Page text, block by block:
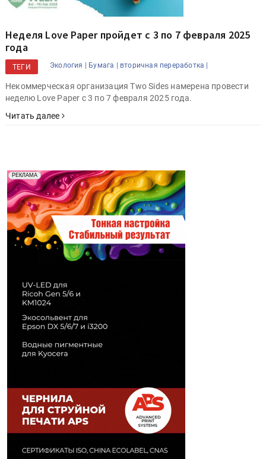
Неделя Love Paper пройдет с 3 по 7 февраля 2025
года
ТЕГИ Экология | Бумага | вторичная переработка |
Некоммерческая организация Two Sides намерена провести
неделю Love Paper с 3 по 7 февраля 2025 года.
Читать далее
РЕКЛАМА
Реклама. Рекламодатель ООО "Передовые Системы
Печати" erid: 2SDnjd2d4Qz